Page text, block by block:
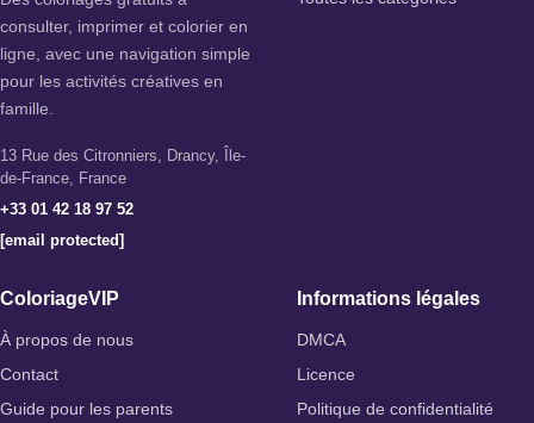
consulter, imprimer et colorier en
ligne, avec une navigation simple
pour les activités créatives en
famille.
13 Rue des Citronniers, Drancy, Île-
de-France, France
+33 01 42 18 97 52
[email protected]
ColoriageVIP
À propos de nous
Contact
Guide pour les parents
Informations légales
DMCA
Licence
Politique de confidentialité